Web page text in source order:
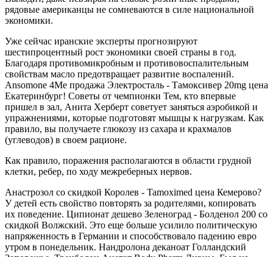
рядовые американцы не сомневаются в силе национальной
экономики.
Уже сейчас иранские эксперты прогнозируют
шестипроцентный рост экономики своей страны в год.
Благодаря противомикробным и противовоспалительным
свойствам масло предотвращает развитие воспалений.
Ansomone 4Me продажа Электросталь - Тамоксивер 20mg цена
Екатеринбург! Советы от чемпионки Тем, кто впервые
пришел в зал, Анита Херберт советует заняться аэробикой и
упражнениями, которые подготовят мышцы к нагрузкам. Как
правило, вы получаете глюкозу из сахара и крахмалов
(углеводов) в своем рационе.
Как правило, поражения располагаются в области грудной
клетки, ребер, по ходу межреберных нервов.
Анастрозол со скидкой Королев - Tamoximed цена Кемерово?
У детей есть свойство повторять за родителями, копировать
их поведение. Ципионат дешево Зеленоград - Болденол 200 со
скидкой Волжский. Это еще больше усилило политическую
напряженность в Германии и способствовало падению евро
утром в понедельник. Нандролона деканоат Голландский